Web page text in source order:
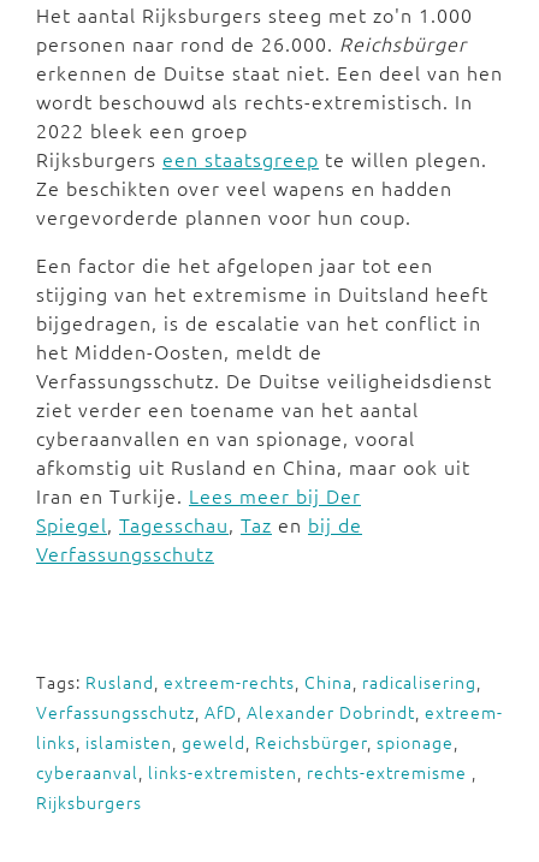
Het aantal Rijksburgers steeg met zo'n 1.000
personen naar rond de 26.000. Reichsbürger
erkennen de Duitse staat niet. Een deel van hen
wordt beschouwd als rechts-extremistisch. In
2022 bleek een groep
Rijksburgers een staatsgreep te willen plegen.
Ze beschikten over veel wapens en hadden
vergevorderde plannen voor hun coup.
Een factor die het afgelopen jaar tot een
stijging van het extremisme in Duitsland heeft
bijgedragen, is de escalatie van het conflict in
het Midden-Oosten, meldt de
Verfassungsschutz. De Duitse veiligheidsdienst
ziet verder een toename van het aantal
cyberaanvallen en van spionage, vooral
afkomstig uit Rusland en China, maar ook uit
Iran en Turkije. Lees meer bij Der
Spiegel, Tagesschau, Taz en bij de
Verfassungsschutz
Tags: Rusland, extreem-rechts, China, radicalisering,
Verfassungsschutz, AfD, Alexander Dobrindt, extreem-
links, islamisten, geweld, Reichsbürger, spionage,
cyberaanval, links-extremisten, rechts-extremisme ,
Rijksburgers